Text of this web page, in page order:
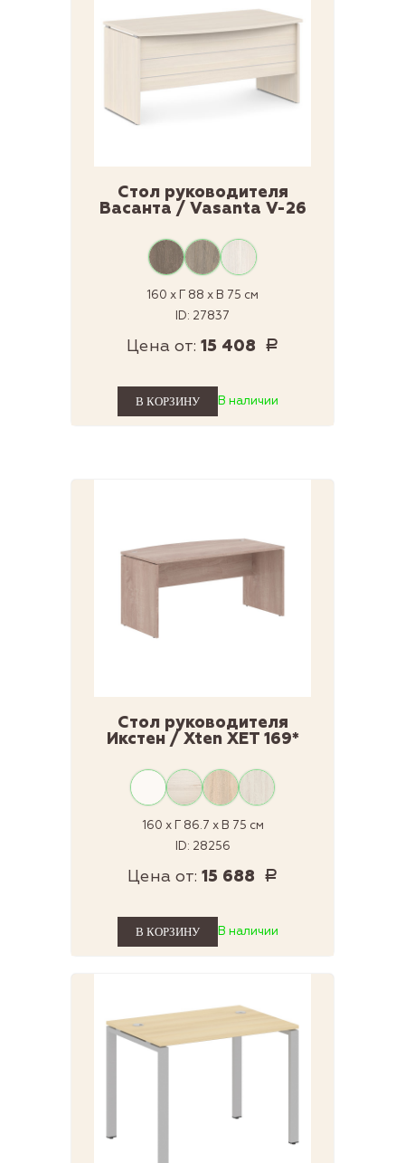
Стол руководителя
Васанта / Vasanta V-26
160 x Г 88 x В 75 см
ID: 27837
Цена от: 15 408 Р
В наличии
Стол руководителя
Икстен / Xten XET 169*
160 x Г 86.7 x В 75 см
ID: 28256
Цена от: 15 688 Р
В наличии